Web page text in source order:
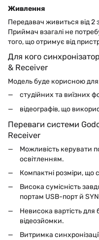
Живлення
Передавач живиться від 2
Приймач взагалі не
того, що отримує від
Для кого
& Receiver
Модель буде корисною
студійних та виїзних
відеографів, що
Переваги системи
Receiver
Можливість керувати
освітленням.
Компактні розміри, що
Висока сумісність
портам USB-порт й
Невисока вартість для
відеозйомки.
Витримка